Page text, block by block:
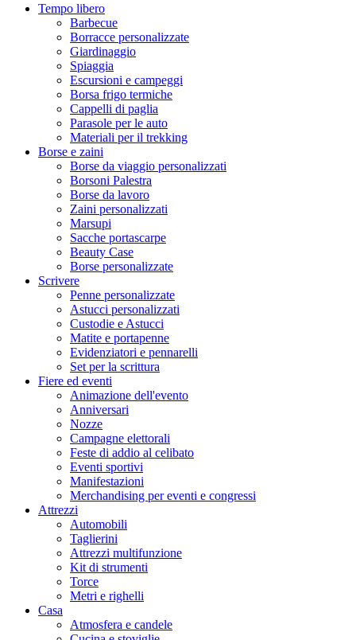
Tempo libero
Barbecue
Borracce personalizzate
Giardinaggio
Spiaggia
Escursioni e campeggi
Borsa frigo termiche
Cappelli di paglia
Parasole per le auto
Materiali per il trekking
Borse e zaini
Borse da viaggio personalizzati
Borsoni Palestra
Borse da lavoro
Zaini personalizzati
Marsupi
Sacche portascarpe
Beauty Case
Borse personalizzate
Scrivere
Penne personalizzate
Astucci personalizzati
Custodie e Astucci
Matite e portapenne
Evidenziatori e pennarelli
Set per la scrittura
Fiere ed eventi
Animazione dell'evento
Anniversari
Nozze
Campagne elettorali
Feste di addio al celibato
Eventi sportivi
Manifestazioni
Merchandising per eventi e congressi
Attrezzi
Automobili
Taglierini
Attrezzi multifunzione
Kit di strumenti
Torce
Metri e righelli
Casa
Atmosfera e candele